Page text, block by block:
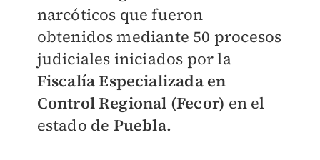
narcóticos que fueron
obtenidos mediante 50 procesos
judiciales iniciados por la
Fiscalía Especializada en
Control Regional (Fecor) en el
estado de Puebla.